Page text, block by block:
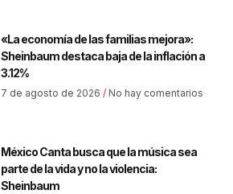
«La economía de las familias mejora»:
Sheinbaum destaca baja de la inflación a
3.12%
7 de agosto de 2026 No hay comentarios
México Canta busca que la música sea
parte de la vida y no la violencia:
Sheinbaum